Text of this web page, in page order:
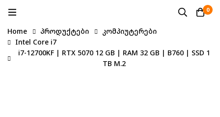
0
Home პროდუქტები
კომპიუტერები
Intel Core i7
i7-12700KF | RTX 5070 12 GB | RAM 32 GB | B760 | SSD 1
TB M.2